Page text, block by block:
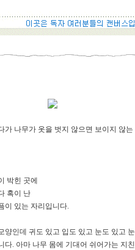
가 나무가 옷을 벗지 않으면 보이지 않
박힌 곳에
혹이 난
이 있는 자리입니다.
양인데 귀도 있고 입도 있고 눈도 있고
다. 아마 나무 몸에 기대어 쉬어가는 지